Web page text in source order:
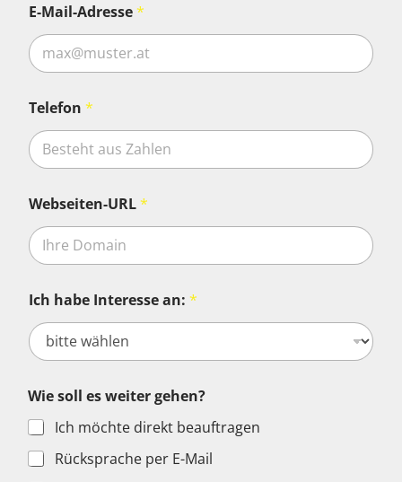
E-Mail-Adresse*
Telefon *
Webseiten-URL*
Ich habe Interesse an: *
Wie soll es weiter gehen?
Ich möchte direkt beauftragen
Rücksprache per E-Mail